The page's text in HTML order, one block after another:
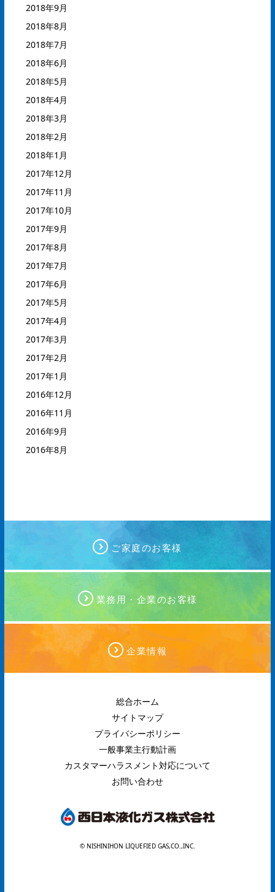
2018年9月
2018年8月
2018年7月
2018年6月
2018年5月
2018年4月
2018年3月
2018年2月
2018年1月
2017年12月
2017年11月
2017年10月
2017年9月
2017年8月
2017年7月
2017年6月
2017年5月
2017年4月
2017年3月
2017年2月
2017年1月
2016年12月
2016年11月
2016年9月
2016年8月
ご家庭のお客様
業務用・企業のお客様
企業情報
総合ホーム
サイトマップ
プライバシーポリシー
一般事業主行動計画
カスタマーハラスメント対応について
お問い合わせ
© NISHINIHON LIQUEFIED GAS,CO.,INC.